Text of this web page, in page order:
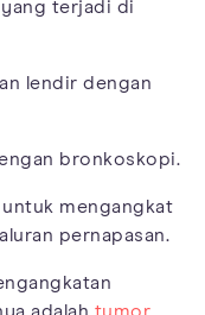
terjadi di
lendir dengan
bronkoskopi.
mengangkat
pernapasan.